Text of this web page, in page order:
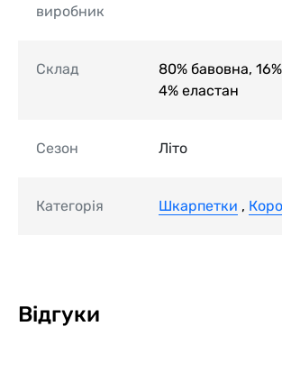
виробник
Склад
80% бавовна,
4% еластан
Сезон Літо
Категорія Шкарпетки ,
Відгуки